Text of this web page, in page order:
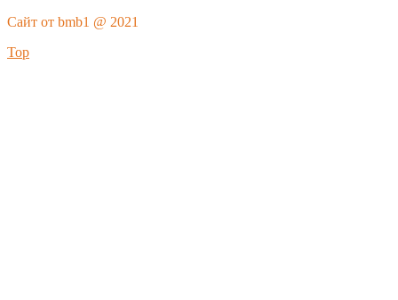
Сайт от bmb1 @ 2021
Top